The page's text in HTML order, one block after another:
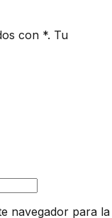
con *. Tu
navegador para la